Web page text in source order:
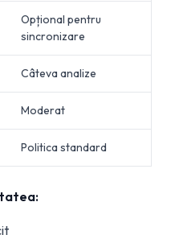
Opțional pentru
sincronizare
Câteva analize
Moderat
Politica standard